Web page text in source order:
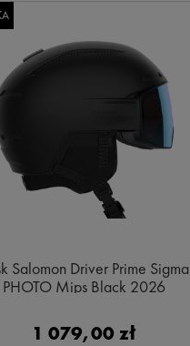
Salomon Driver Prime Sigma
PHOTO Mips Black 2026
1 079,00 zł